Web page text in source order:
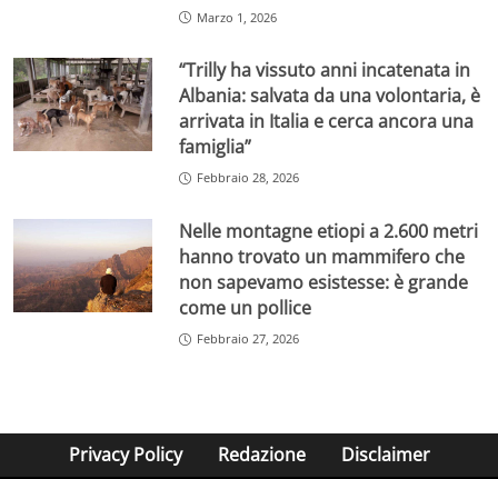
Marzo 1, 2026
“Trilly ha vissuto anni incatenata in
Albania: salvata da una volontaria, è
arrivata in Italia e cerca ancora una
famiglia”
Febbraio 28, 2026
Nelle montagne etiopi a 2.600 metri
hanno trovato un mammifero che
non sapevamo esistesse: è grande
come un pollice
Febbraio 27, 2026
Privacy Policy Redazione Disclaimer